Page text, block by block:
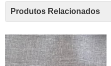
Produtos Relacionados